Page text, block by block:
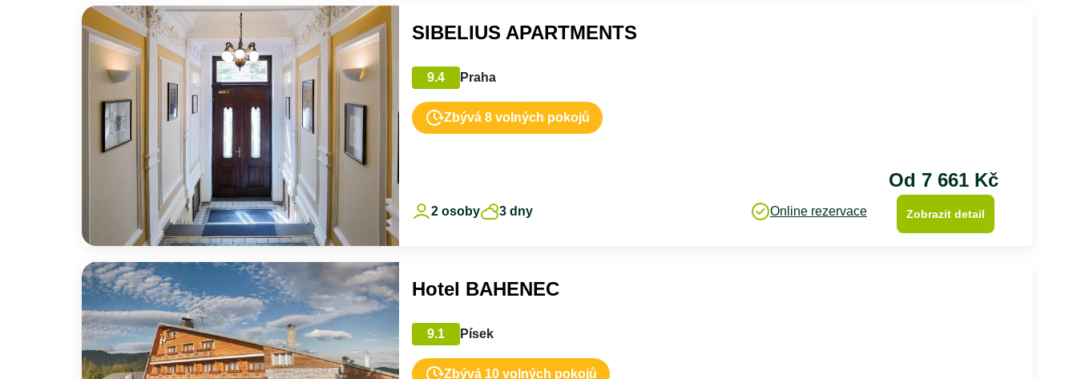
SIBELIUS APARTMENTS
9.4 Praha
Zbývá 8 volných pokojů
2 osoby 3 dny Online rezervace
Od 7 661 Kč
Zobrazit detail
Hotel BAHENEC
9.1 Písek
Zbývá 10 volných pokojů